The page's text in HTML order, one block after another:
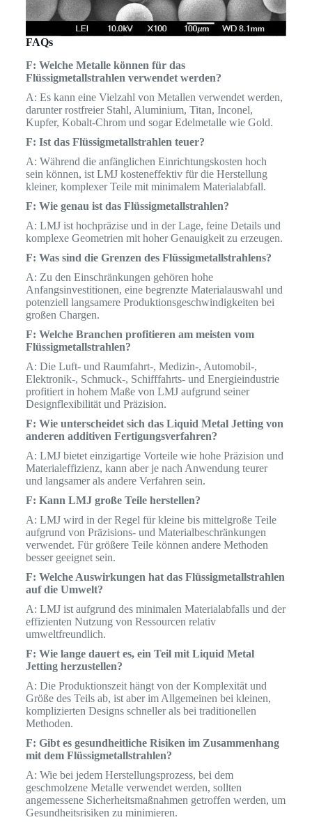
FAQs
F: Welche Metalle können für das
Flüssigmetallstrahlen verwendet werden?
A: Es kann eine Vielzahl von Metallen verwendet werden,
darunter rostfreier Stahl, Aluminium, Titan, Inconel,
Kupfer, Kobalt-Chrom und sogar Edelmetalle wie Gold.
F: Ist das Flüssigmetallstrahlen teuer?
A: Während die anfänglichen Einrichtungskosten hoch
sein können, ist LMJ kosteneffektiv für die Herstellung
kleiner, komplexer Teile mit minimalem Materialabfall.
F: Wie genau ist das Flüssigmetallstrahlen?
A: LMJ ist hochpräzise und in der Lage, feine Details und
komplexe Geometrien mit hoher Genauigkeit zu erzeugen.
F: Was sind die Grenzen des Flüssigmetallstrahlens?
A: Zu den Einschränkungen gehören hohe
Anfangsinvestitionen, eine begrenzte Materialauswahl und
potenziell langsamere Produktionsgeschwindigkeiten bei
großen Chargen.
F: Welche Branchen profitieren am meisten vom
Flüssigmetallstrahlen?
A: Die Luft- und Raumfahrt-, Medizin-, Automobil-,
Elektronik-, Schmuck-, Schifffahrts- und Energieindustrie
profitiert in hohem Maße von LMJ aufgrund seiner
Designflexibilität und Präzision.
F: Wie unterscheidet sich das Liquid Metal Jetting von
anderen additiven Fertigungsverfahren?
A: LMJ bietet einzigartige Vorteile wie hohe Präzision und
Materialeffizienz, kann aber je nach Anwendung teurer
und langsamer als andere Verfahren sein.
F: Kann LMJ große Teile herstellen?
A: LMJ wird in der Regel für kleine bis mittelgroße Teile
aufgrund von Präzisions- und Materialbeschränkungen
verwendet. Für größere Teile können andere Methoden
besser geeignet sein.
F: Welche Auswirkungen hat das Flüssigmetallstrahlen
auf die Umwelt?
A: LMJ ist aufgrund des minimalen Materialabfalls und der
effizienten Nutzung von Ressourcen relativ
umweltfreundlich.
F: Wie lange dauert es, ein Teil mit Liquid Metal
Jetting herzustellen?
A: Die Produktionszeit hängt von der Komplexität und
Größe des Teils ab, ist aber im Allgemeinen bei kleinen,
komplizierten Designs schneller als bei traditionellen
Methoden.
F: Gibt es gesundheitliche Risiken im Zusammenhang
mit dem Flüssigmetallstrahlen?
A: Wie bei jedem Herstellungsprozess, bei dem
geschmolzene Metalle verwendet werden, sollten
angemessene Sicherheitsmaßnahmen getroffen werden, um
Gesundheitsrisiken zu minimieren.